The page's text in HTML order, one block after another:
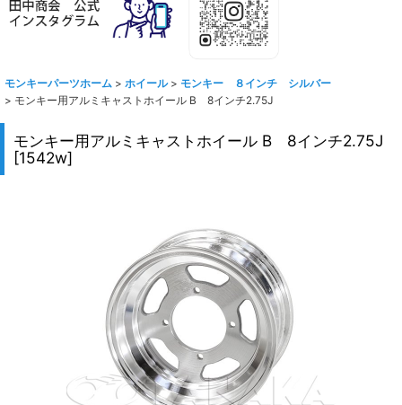
モンキーパーツホーム > ホイール > モンキー ８インチ シルバー
> モンキー用アルミキャストホイール B 8インチ2.75J
モンキー用アルミキャストホイール B 8インチ2.75J
[1542w]